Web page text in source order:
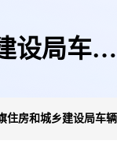
设局车辆
住房和城乡建设局车